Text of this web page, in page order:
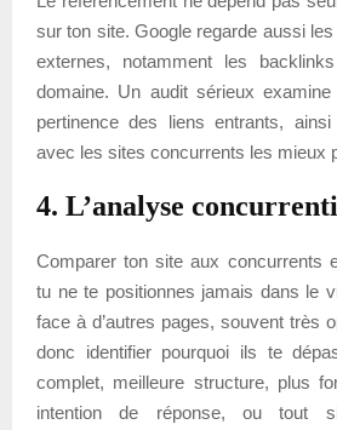
sur ton site. Google regarde aussi
externes, notamment les
domaine. Un audit sérieux
pertinence des liens entrants,
avec les sites concurrents les mieux
4. L’analyse
Comparer ton site aux concurrents
tu ne te positionnes jamais dans le
face à d’autres pages, souvent très
donc identifier pourquoi ils te
complet, meilleure structure, plus
intention de réponse, ou tout